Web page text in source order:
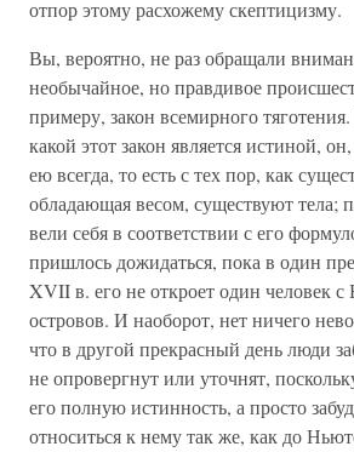
отпор этому расхожему скептицизму.
Вы, вероятно, не раз обращали
необычайное, но правдивое
примеру, закон всемирного
какой этот закон является истиной,
ею всегда, то есть с тех пор, как
обладающая весом, существуют тела;
вели себя в соответствии с его
пришлось дожидаться, пока в один
XVII в. его не откроет один человек с
островов. И наоборот, нет ничего
что в другой прекрасный день люди
не опровергнут или уточнят,
его полную истинность, а просто
относиться к нему так же, как до